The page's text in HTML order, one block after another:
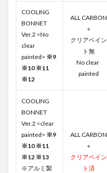
COOLING
BONNET
Ver.2 <No
clear
painted> ※9
※10※11
※12
ALL CARBON
＋
クリアペイン
ト無
No clear
painted
COOLING
BONNET
Ver.2 <clear
painted> ※9
※10※11
※12 ※13
※アルミ製
ALL CARBON
＋
クリアペイン
ト済